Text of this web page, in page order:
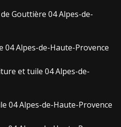
Gouttière 04 Alpes-de-
04 Alpes-de-Haute-Provence
et tuile 04 Alpes-de-
04 Alpes-de-Haute-Provence